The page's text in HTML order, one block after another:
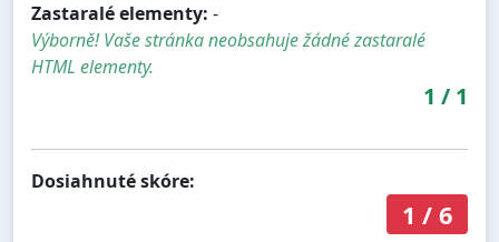
Zastaralé elementy: -
Výborně! Vaše stránka neobsahuje žádné zastaralé
HTML elementy.
1 / 1
Dosiahnuté skóre:
1 / 6